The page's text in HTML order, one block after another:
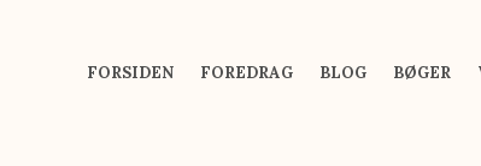
FORSIDEN FOREDRAG BLOG BØGER